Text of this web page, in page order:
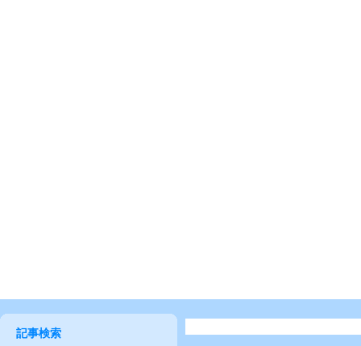
記事検索